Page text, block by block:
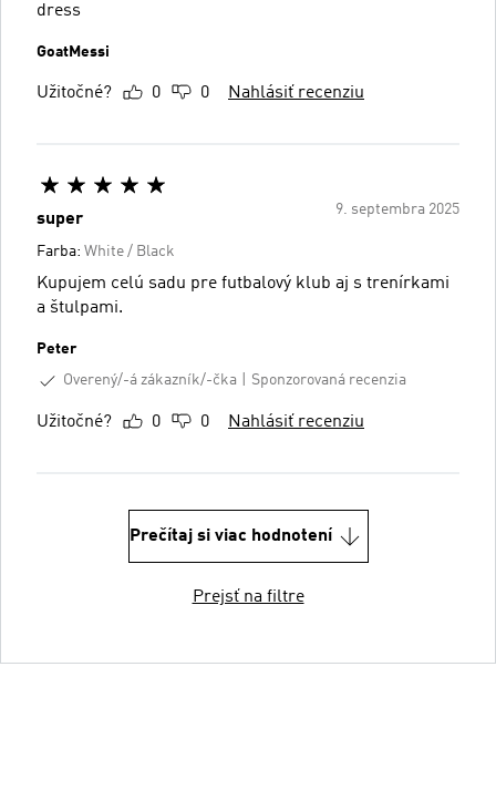
dress
GoatMessi
Užitočné? 0 0 Nahlásiť recenziu
9. septembra 2025
super
Farba: White / Black
Kupujem celú sadu pre futbalový klub aj s trenírkami
a štulpami.
Peter
Overený/-á zákazník/-čka
Sponzorovaná recenzia
Užitočné? 0 0 Nahlásiť recenziu
Prečítaj si viac hodnotení
Prejsť na filtre